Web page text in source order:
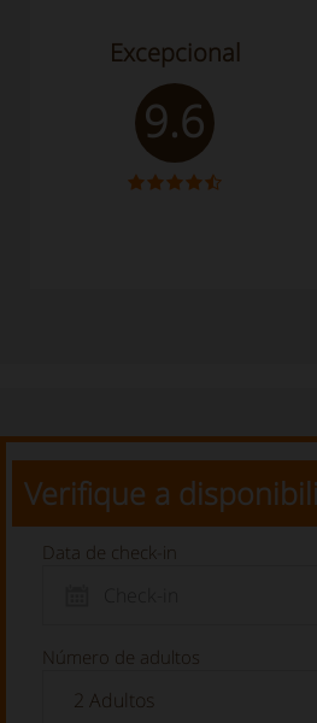
Excepcional
9.6
Verifique a
Data de check-in
Número de adultos